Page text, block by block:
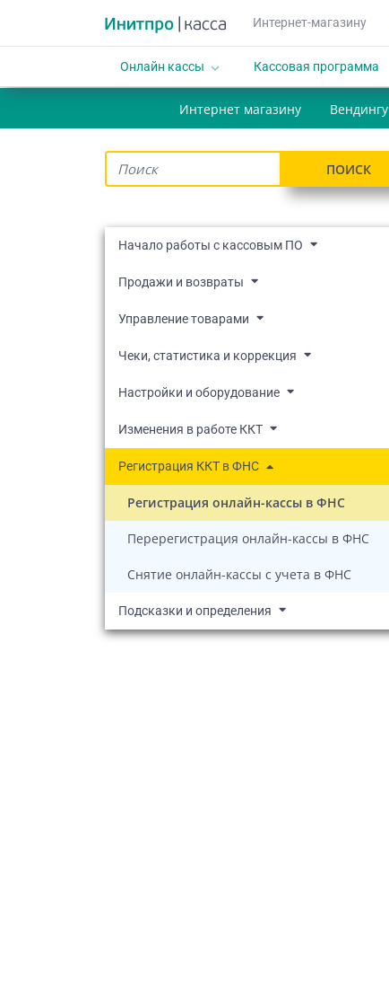
Интернет-магазину
Онлайн кассы keyboard_arrow_down Кассовая программа
Интернет магазину Вендингу
ПОИСК
Начало работы с кассовым ПО
Продажи и возвраты
Управление товарами
Чеки, статистика и коррекция
Настройки и оборудование
Изменения в работе ККТ
Регистрация ККТ в ФНС
Регистрация онлайн-кассы в ФНС
Перерегистрация онлайн-кассы в ФНС
Снятие онлайн-кассы с учета в ФНС
Подсказки и определения